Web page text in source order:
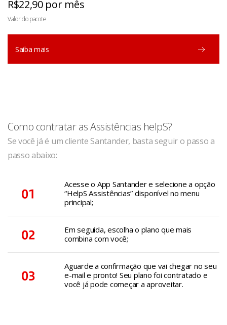
R$22,90 por mês
Valor do pacote
Saiba mais
Como contratar as Assistências helpS?
Se você já é um cliente Santander, basta seguir o passo a
passo abaixo:
Acesse o App Santander e selecione a opção
“HelpS Assistências” disponível no menu
principal;
Em seguida, escolha o plano que mais
combina com você;
Aguarde a confirmação que vai chegar no seu
e-mail e pronto! Seu plano foi contratado e
você já pode começar a aproveitar.